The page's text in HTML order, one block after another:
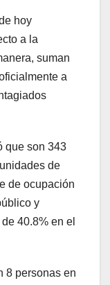
hoy
a la
suman
a
que son 343
de
de ocupación
y
40.8% en el
8 personas en